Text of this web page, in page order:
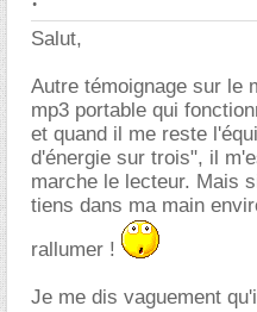
Salut,
Autre témoignage sur le
mp3 portable qui
et quand il me reste
d'énergie sur trois", il
marche le lecteur. Mais
tiens dans ma main
rallumer !
Je me dis vaguement